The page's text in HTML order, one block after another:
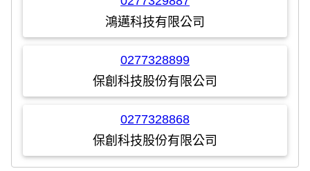
鴻邁科技有限公司
0277328899
保創科技股份有限公司
0277328868
保創科技股份有限公司